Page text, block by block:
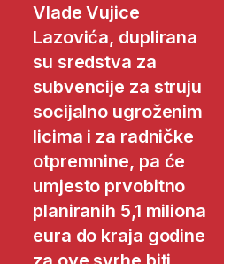
Vlade Vujice
Lazovića, duplirana
su sredstva za
subvencije za struju
socijalno ugroženim
licima i za radničke
otpremnine, pa će
umjesto prvobitno
planiranih 5,1 miliona
eura do kraja godine